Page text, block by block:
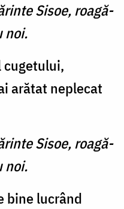
Sisoe, roagă-
noi.
cugetului,
arătat neplecat
Sisoe, roagă-
noi.
bine lucrând